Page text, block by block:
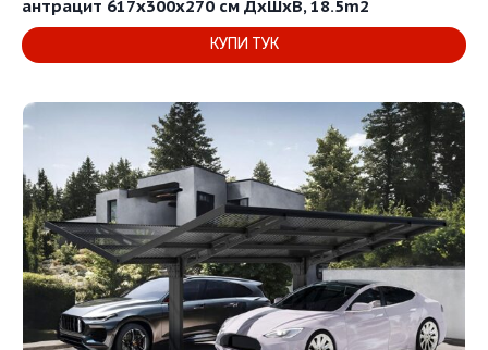
антрацит 617x300x270 см ДхШхВ, 18.5m2
3,134.00 лв..
КУПИ ТУК